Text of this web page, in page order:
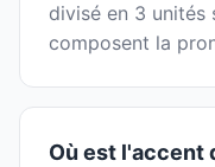
divisé en 3 unités
composent la
Où est l'accent